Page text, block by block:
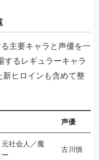
主要キャラと声優を一
するレギュラーキャラ
ヒロインも含めて整
声優
社会人／魔
古川慎